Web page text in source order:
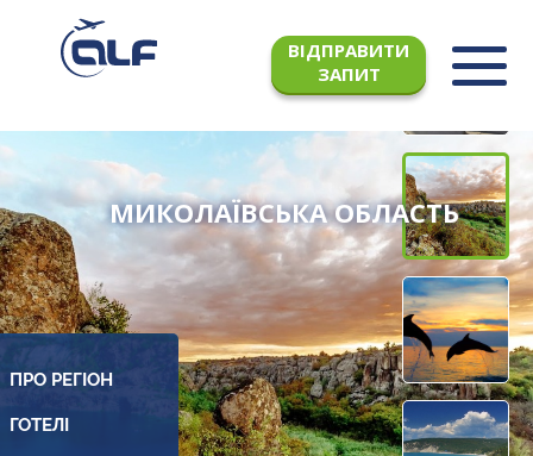
ВІДПРАВИТИ
ЗАПИТ
МИКОЛАЇВСЬКА ОБЛАСТЬ
ПРО РЕГІОН